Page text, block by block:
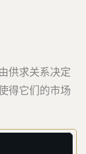
供求关系决定
得它们的市场